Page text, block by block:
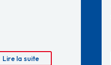
Lire la suite